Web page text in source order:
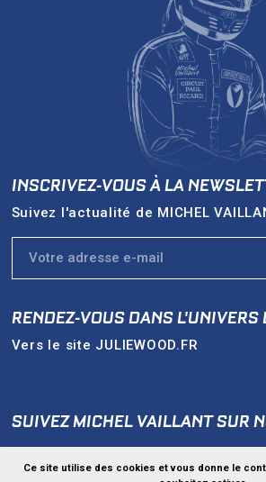
INSCRIVEZ-VOUS À LA
Suivez l'actualité de MICHEL
RENDEZ-VOUS DANS L'UNIVERS
Vers le site JULIEWOOD.FR
SUIVEZ MICHEL VAILLANT SUR
Ce site utilise des cookies et vous donne le